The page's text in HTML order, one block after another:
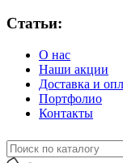
Статьи:
О нас
Наши акции
Доставка и
Портфолио
Контакты